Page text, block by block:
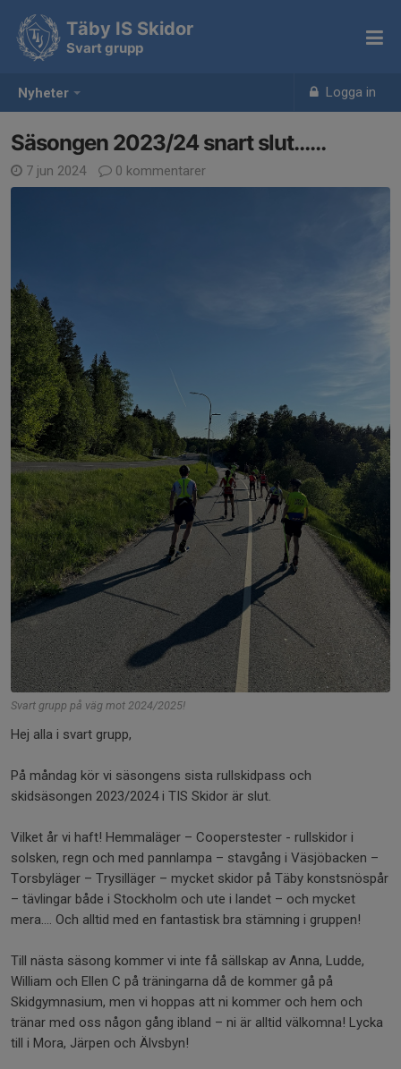
Nyheter Logga in
Täby IS Skidor
Svart grupp
Säsongen 2023/24 snart slut……
7 jun 2024 0 kommentarer
Svart grupp på väg mot 2024/2025!
Hej alla i svart grupp,
På måndag kör vi säsongens sista rullskidpass och
skidsäsongen 2023/2024 i TIS Skidor är slut.
Vilket år vi haft! Hemmaläger – Cooperstester - rullskidor i
solsken, regn och med pannlampa – stavgång i Väsjöbacken –
Torsbyläger – Trysilläger – mycket skidor på Täby konstsnöspår
– tävlingar både i Stockholm och ute i landet – och mycket
mera…. Och alltid med en fantastisk bra stämning i gruppen!
Till nästa säsong kommer vi inte få sällskap av Anna, Ludde,
William och Ellen C på träningarna då de kommer gå på
Skidgymnasium, men vi hoppas att ni kommer och hem och
tränar med oss någon gång ibland – ni är alltid välkomna! Lycka
till i Mora, Järpen och Älvsbyn!